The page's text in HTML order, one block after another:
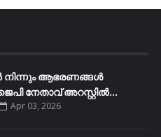
നിന്നും ആഭരണങ്ങൾ
നേതാവ് അറസ്റ്റിൽ...
Apr 03, 2026